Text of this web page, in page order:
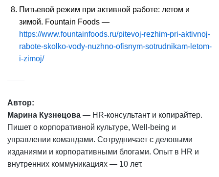
Питьевой режим при активной работе: летом и
зимой. Fountain Foods —
https://www.fountainfoods.ru/pitevoj-rezhim-pri-aktivnoj-
rabote-skolko-vody-nuzhno-ofisnym-sotrudnikam-letom-
i-zimoj/
Автор:
Марина Кузнецова — HR-консультант и копирайтер.
Пишет о корпоративной культуре, Well-being и
управлении командами. Сотрудничает с деловыми
изданиями и корпоративными блогами. Опыт в HR и
внутренних коммуникациях — 10 лет.